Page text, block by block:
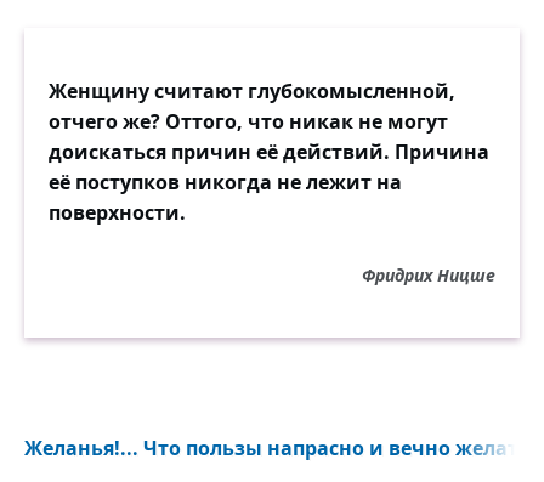
Женщину считают глубокомысленной,
отчего же? Оттого, что никак не могут
доискаться причин её действий. Причина
её поступков никогда не лежит на
поверхности.
Фридрих Ницше
Желанья!... Что пользы напрасно и вечно